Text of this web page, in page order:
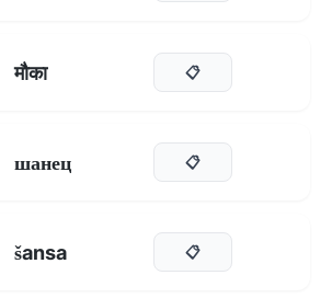
मौका 📋
шанец 📋
šansa 📋